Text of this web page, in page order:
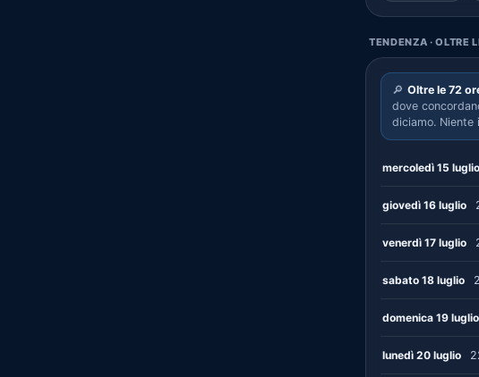
TENDENZA · OLTRE
🔎 Oltre le 72
dove
diciamo. Niente
mercoledì 15 luglio
giovedì 16 luglio
venerdì 17 luglio
sabato 18 luglio
domenica 19 luglio
lunedì 20 luglio